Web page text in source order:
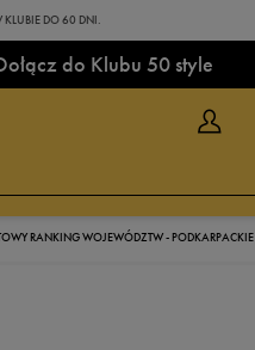
DO 60 DNI.
do Klubu 50 style
RANKING WOJEWÓDZTW - PODKARPACKIE